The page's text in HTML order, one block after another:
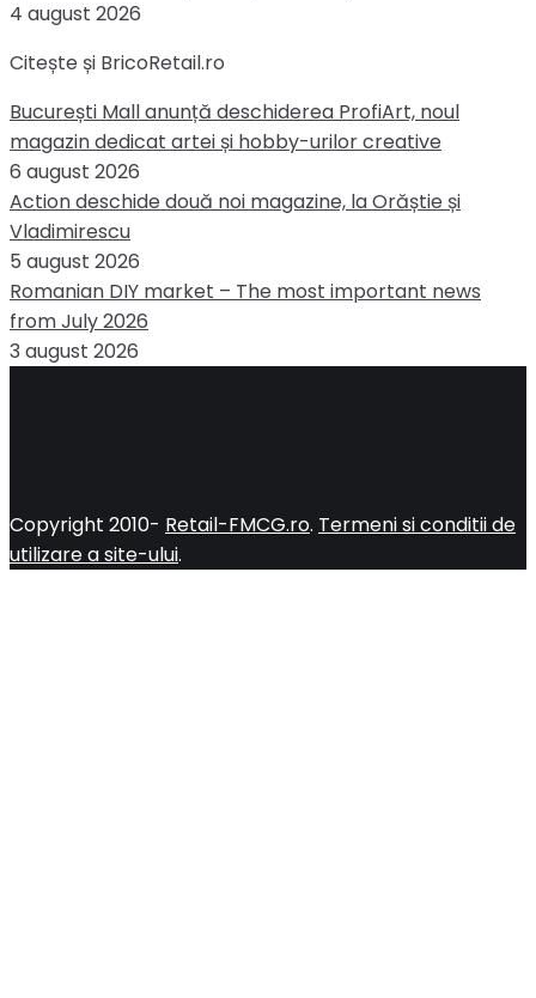
4 august 2026
Citește și BricoRetail.ro
București Mall anunță deschiderea ProfiArt, noul
magazin dedicat artei și hobby-urilor creative
6 august 2026
Action deschide două noi magazine, la Orăștie și
Vladimirescu
5 august 2026
Romanian DIY market – The most important news
from July 2026
3 august 2026
Copyright 2010- Retail-FMCG.ro. Termeni si conditii de
utilizare a site-ului.